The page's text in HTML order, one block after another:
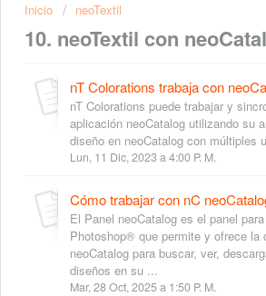
Inicio neoTextil
10. neoTextil con
nT Colorations trabaja con
nT Colorations puede trabajar y
aplicación neoCatalog utilizando su
diseño en neoCatalog con múltiples
Lun, 11 Dic, 2023 a 4:00 P. M.
El Panel neoCatalog es el panel
Photoshop® que permite y ofrece la
neoCatalog para buscar, ver,
diseños en su ...
Mar, 28 Oct, 2025 a 1:50 P. M.